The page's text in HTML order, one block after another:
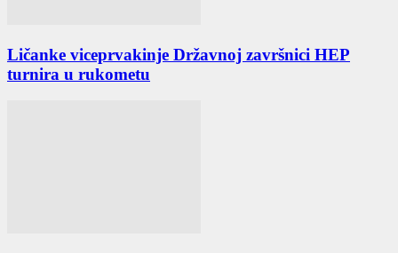
Ličanke viceprvakinje Državnoj završnici HEP
turnira u rukometu